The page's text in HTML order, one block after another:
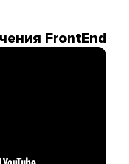
FrontEnd